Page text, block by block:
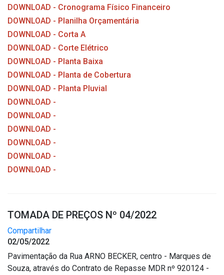
DOWNLOAD - Cronograma Físico Financeiro
DOWNLOAD - Planilha Orçamentária
DOWNLOAD - Corta A
DOWNLOAD - Corte Elétrico
DOWNLOAD - Planta Baixa
DOWNLOAD - Planta de Cobertura
DOWNLOAD - Planta Pluvial
DOWNLOAD -
DOWNLOAD -
DOWNLOAD -
DOWNLOAD -
DOWNLOAD -
DOWNLOAD -
TOMADA DE PREÇOS Nº 04/2022
Compartilhar
02/05/2022
Pavimentação da Rua ARNO BECKER, centro - Marques de
Souza, através do Contrato de Repasse MDR nº 920124 -